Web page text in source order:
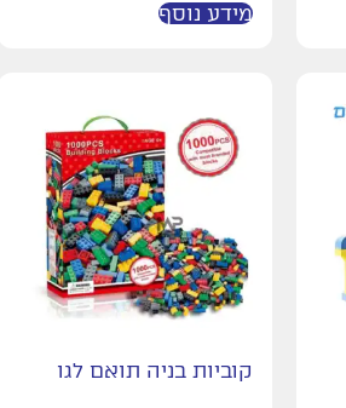
מידע נוסף
קוביות בניה תואם לגו